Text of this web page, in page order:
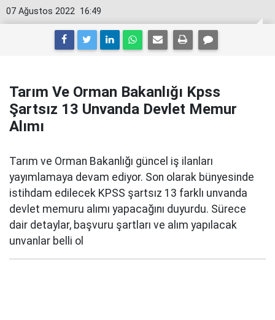
16:49
07 Ağustos 2022
Tarım Ve Orman Bakanlığı Kpss
Şartsız 13 Unvanda Devlet Memur
Alımı
Tarım ve Orman Bakanlığı güncel iş ilanları
yayımlamaya devam ediyor. Son olarak bünyesinde
istihdam edilecek KPSS şartsız 13 farklı unvanda
devlet memuru alımı yapacağını duyurdu. Sürece
dair detaylar, başvuru şartları ve alım yapılacak
unvanlar belli ol